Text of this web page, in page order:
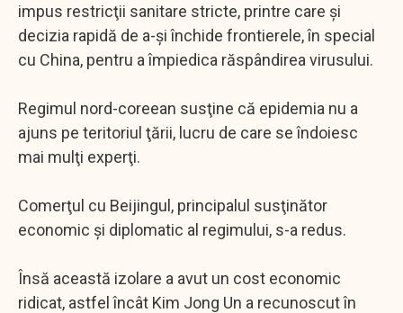
impus restricţii sanitare stricte, printre care şi
decizia rapidă de a-şi închide frontierele, în special
cu China, pentru a împiedica răspândirea virusului.
Regimul nord-coreean susţine că epidemia nu a
ajuns pe teritoriul ţării, lucru de care se îndoiesc
mai mulţi experţi.
Comerţul cu Beijingul, principalul susţinător
economic şi diplomatic al regimului, s-a redus.
Însă această izolare a avut un cost economic
ridicat, astfel încât Kim Jong Un a recunoscut în